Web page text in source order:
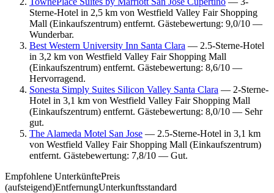
Sterne-Hotel in 2,5 km von Westfield Valley Fair Shopping
Mall (Einkaufszentrum) entfernt. Gästebewertung: 9,0/10 —
Wunderbar.
Best Western University Inn Santa Clara — 2.5-Sterne-Hotel
in 3,2 km von Westfield Valley Fair Shopping Mall
(Einkaufszentrum) entfernt. Gästebewertung: 8,6/10 —
Hervorragend.
Sonesta Simply Suites Silicon Valley Santa Clara — 2-Sterne-
Hotel in 3,1 km von Westfield Valley Fair Shopping Mall
(Einkaufszentrum) entfernt. Gästebewertung: 8,0/10 — Sehr
gut.
The Alameda Motel San Jose — 2.5-Sterne-Hotel in 3,1 km
von Westfield Valley Fair Shopping Mall (Einkaufszentrum)
entfernt. Gästebewertung: 7,8/10 — Gut.
Empfohlene UnterkünftePreis
(aufsteigend)EntfernungUnterkunftsstandard